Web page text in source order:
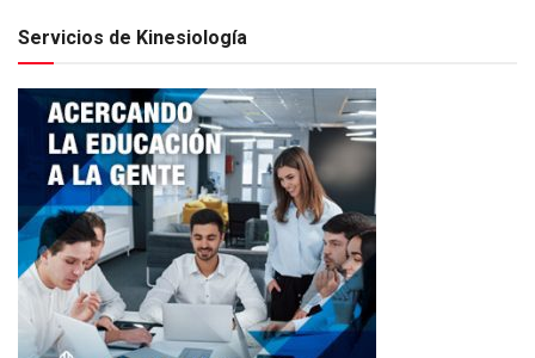
Servicios de Kinesiología